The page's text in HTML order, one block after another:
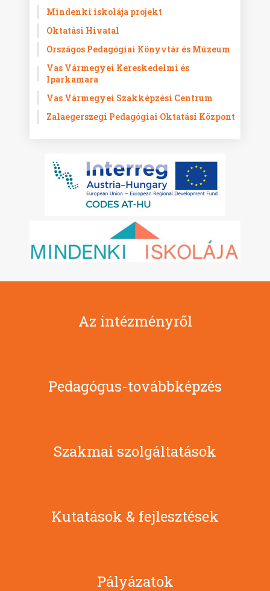
Mindenki iskolája projekt
Oktatási Hivatal
Országos Pedagógiai Könyvtár és Múzeum
Vas Vármegyei Kereskedelmi és
Iparkamara
Vas Vármegyei Szakképzési Centrum
Zalaegerszegi Pedagógiai Oktatási Központ
Az intézményről
Pedagógus-továbbképzés
Szakmai szolgáltatások
Kutatások & fejlesztések
Pályázatok